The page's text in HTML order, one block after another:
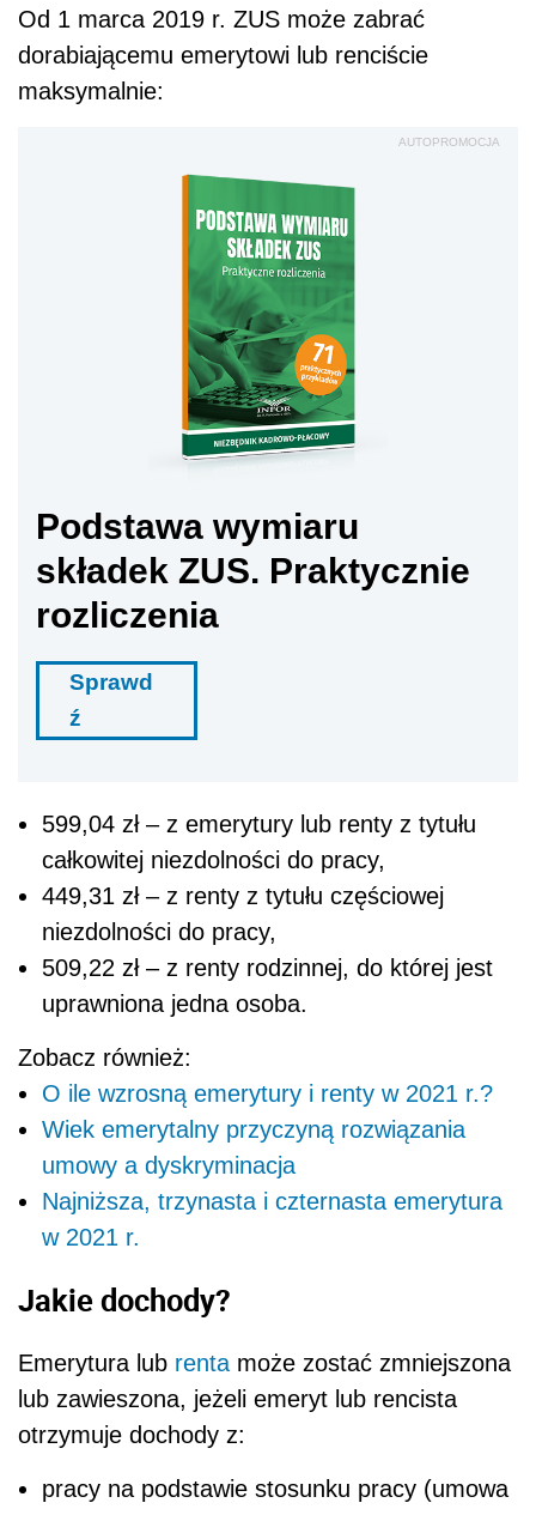
Od 1 marca 2019 r. ZUS może zabrać
dorabiającemu emerytowi lub renciście
maksymalnie:
AUTOPROMOCJA
Podstawa wymiaru
składek ZUS. Praktycznie
rozliczenia
Sprawd
ź
599,04 zł – z emerytury lub renty z tytułu
całkowitej niezdolności do pracy,
449,31 zł – z renty z tytułu częściowej
niezdolności do pracy,
509,22 zł – z renty rodzinnej, do której jest
uprawniona jedna osoba.
Zobacz również:
O ile wzrosną emerytury i renty w 2021 r.?
Wiek emerytalny przyczyną rozwiązania
umowy a dyskryminacja
Najniższa, trzynasta i czternasta emerytura
w 2021 r.
Jakie dochody?
Emerytura lub renta może zostać zmniejszona
lub zawieszona, jeżeli emeryt lub rencista
otrzymuje dochody z:
pracy na podstawie stosunku pracy (umowa